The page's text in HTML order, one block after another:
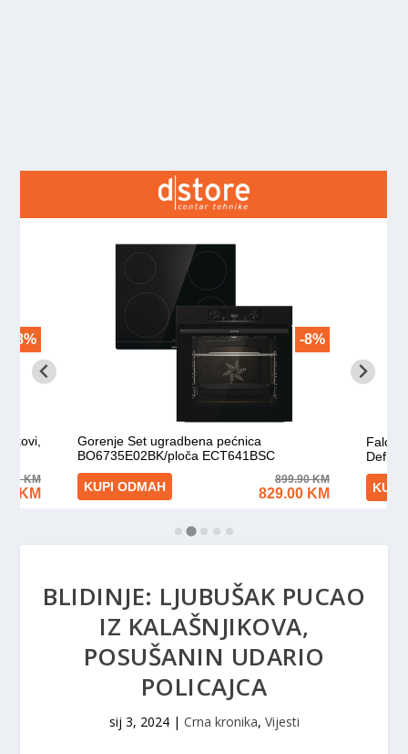
BLIDINJE: LJUBUŠAK PUCAO
IZ KALAŠNJIKOVA,
POSUŠANIN UDARIO
POLICAJCA
sij 3, 2024| Crna kronika, Vijesti